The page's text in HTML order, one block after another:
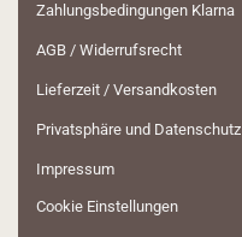
Zahlungsbedingungen Klarna
AGB / Widerrufsrecht
Lieferzeit / Versandkosten
Privatsphäre und Datenschutz
Impressum
Cookie Einstellungen